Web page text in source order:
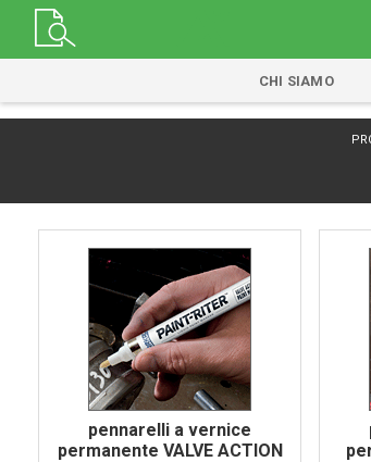
CHI SIAMO
pennarelli a vernice
permanente VALVE ACTION